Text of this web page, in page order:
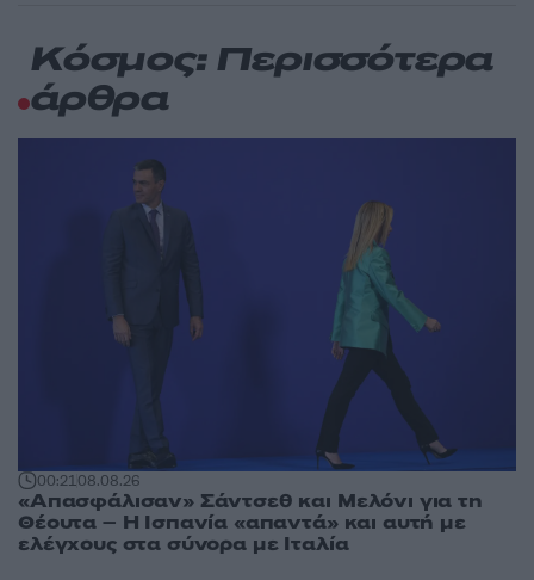
Κόσμος: Περισσότερα
άρθρα
00:2108.08.26
«Απασφάλισαν» Σάντσεθ και Μελόνι για τη
Θέουτα – Η Ισπανία «απαντά» και αυτή με
ελέγχους στα σύνορα με Ιταλία